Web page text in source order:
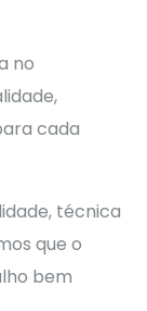
no
cada
técnica
que o
bem